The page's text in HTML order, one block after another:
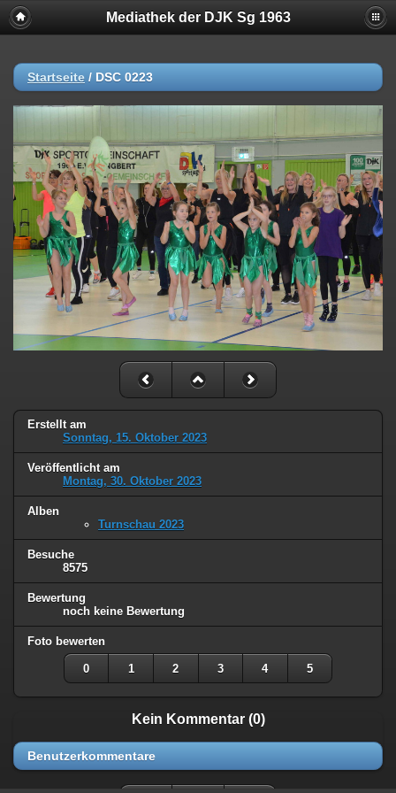
Mediathek der DJK Sg 1963
Startseite / DSC 0223
Erstellt am
Sonntag, 15. Oktober 2023
Veröffentlicht am
Montag, 30. Oktober 2023
Alben
Turnschau 2023
Besuche
8575
Bewertung
noch keine Bewertung
Foto bewerten
0 1 2 3 4 5
Kein Kommentar (0)
Benutzerkommentare